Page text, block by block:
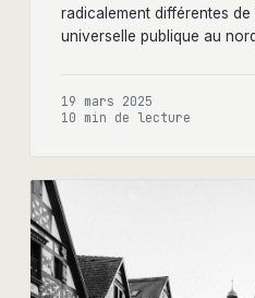
radicalement différentes
universelle publique au
19 mars 2025
10 min de lecture